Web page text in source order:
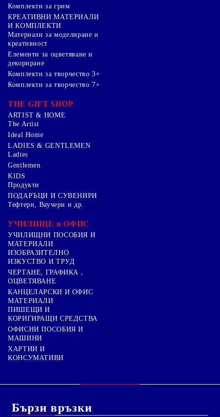
Комплекти за грим
КРЕАТИВНИ МАТЕРИАЛИ
И КОМПЛЕКТИ
Mатериали за моделиране и
креативност
Елементи за оцветяване и
декориране
Комплекти за творчество 3+
Комплекти за творчество 7+
THE GIFT SHOP
ARTIST & HOME
The Artist
Ideal Home
LADIES & GENTLEMEN
Ladies
Gentlemen
KIDS
Продукти
ПОДАРЪЦИ И СУВЕНИРИ
Тефтери, Ваучери и др.
УЧИЛИЩЕ и ОФИС
УЧИЛИЩНИ ПОСОБИЯ И
МАТЕРИАЛИ
ИЗОБРАЗИТЕЛНО
ИЗКУСТВО И ТРУД
ЧЕРТАНЕ, ГРАФИКА ,
ОЦВЕТЯВАНЕ
КАНЦЕЛАРСКИ И ОФИС
МАТЕРИАЛИ
ПИШЕЩИ И
КОРИГИРАЩИ СРЕДСТВА
ОФИСНИ ПОСОБИЯ И
МАШИНИ
ХАРТИИ И
КОНСУМАТИВИ
Бързи връзки